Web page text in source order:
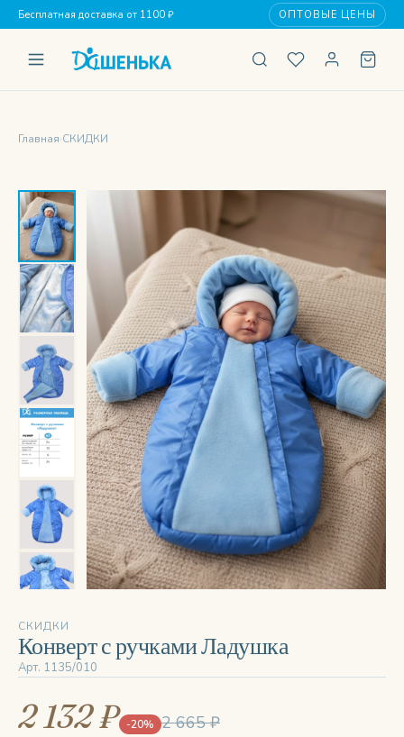
Бесплатная доставка от 1100 ₽ ОПТОВЫЕ ЦЕНЫ
Главная›СКИДКИ
СКИДКИ
Конверт с ручками Ладушка
Арт. 1135/010
2 132 ₽ -20% 2 665 ₽